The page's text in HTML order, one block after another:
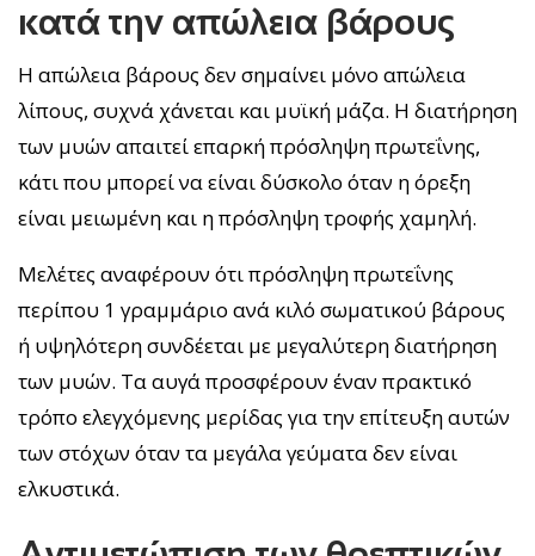
κατά την απώλεια βάρους
Η απώλεια βάρους δεν σημαίνει μόνο απώλεια
λίπους, συχνά χάνεται και μυϊκή μάζα. Η διατήρηση
των μυών απαιτεί επαρκή πρόσληψη πρωτεΐνης,
κάτι που μπορεί να είναι δύσκολο όταν η όρεξη
είναι μειωμένη και η πρόσληψη τροφής χαμηλή.
Μελέτες αναφέρουν ότι πρόσληψη πρωτεΐνης
περίπου 1 γραμμάριο ανά κιλό σωματικού βάρους
ή υψηλότερη συνδέεται με μεγαλύτερη διατήρηση
των μυών. Τα αυγά προσφέρουν έναν πρακτικό
τρόπο ελεγχόμενης μερίδας για την επίτευξη αυτών
των στόχων όταν τα μεγάλα γεύματα δεν είναι
ελκυστικά.